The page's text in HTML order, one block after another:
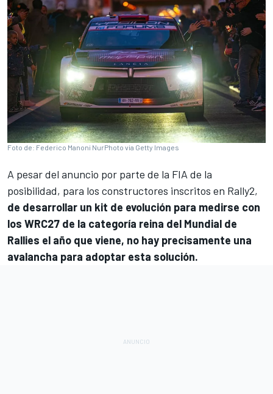
Foto de: Federico Manoni NurPhoto via Getty Images
A pesar del anuncio por parte de la FIA de la
posibilidad, para los constructores inscritos en Rally2,
de desarrollar un kit de evolución para medirse con
los WRC27 de la categoría reina del Mundial de
Rallies el año que viene, no hay precisamente una
avalancha para adoptar esta solución.